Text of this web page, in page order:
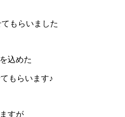
てもらいました
込めた
もらいます♪
すが